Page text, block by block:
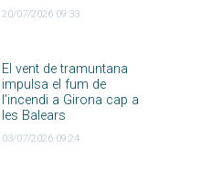
20/07/2026 09:33
El vent de tramuntana
impulsa el fum de
l’incendi a Girona cap a
les Balears
03/07/2026 09:24